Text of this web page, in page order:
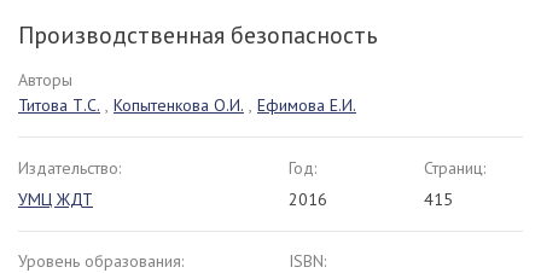
Производственная безопасность
Авторы
Титова Т.С.
Копытенкова О.И. Ефимова Е.И.
Издательство:
УМЦ ЖДТ
Год:
2016
Страниц:
415
Уровень образования:
ISBN: